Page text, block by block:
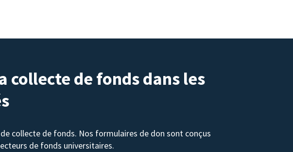
collecte de fonds dans les
collecte de fonds. Nos formulaires de don sont conçus
de fonds universitaires.